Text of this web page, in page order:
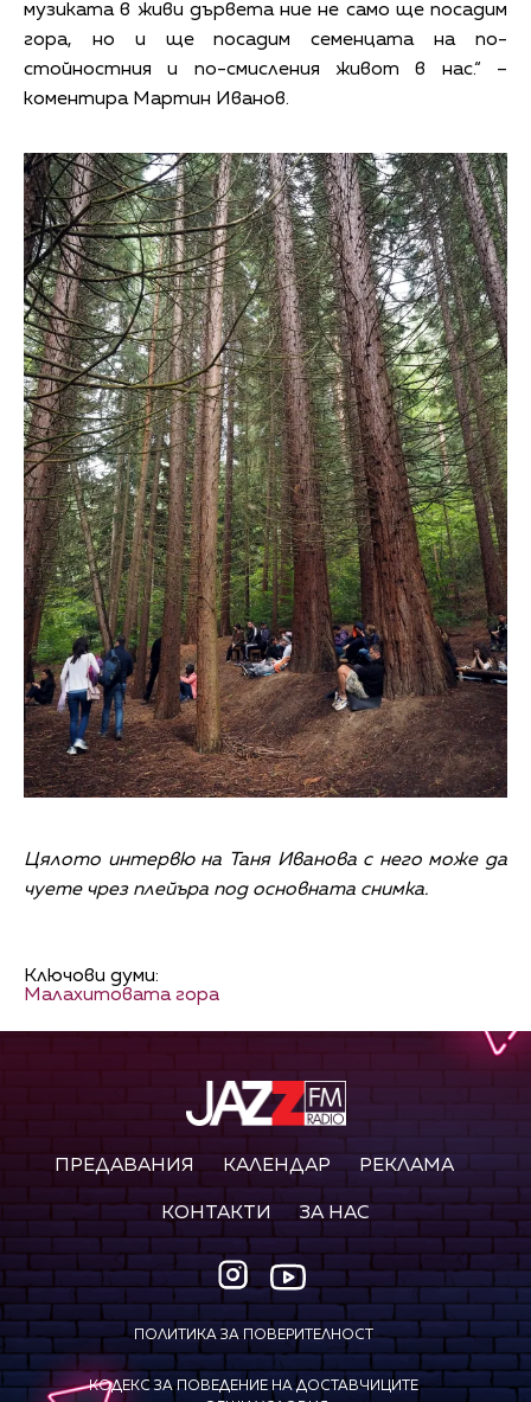
музиката в живи дървета ние не само ще посадим
гора, но и ще посадим семенцата на по-
стойностния и по-смисления живот в нас.“ –
коментира Мартин Иванов.
Цялото интервю на Таня Иванова с него може да
чуете чрез плейъра под основната снимка.
Ключови думи:
Малахитовата гора
ПРЕДАВАНИЯ КАЛЕНДАР РЕКЛАМА
КОНТАКТИ ЗА НАС
ПОЛИТИКА ЗА ПОВЕРИТЕЛНОСТ
КОДЕКС ЗА ПОВЕДЕНИЕ НА ДОСТАВЧИЦИТЕ